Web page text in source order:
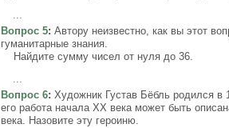
...
Вопрос 5: Автору неизвестно, как вы этот
гуманитарные знания.
Найдите сумму чисел от нуля до 36.
...
Вопрос 6: Художник Густав Бёбль родился в
его работа начала XX века может быть
века. Назовите эту героиню.